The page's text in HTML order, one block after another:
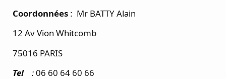
Coordonnées : Mr BATTY Alain
12 Av Vion Whitcomb
75016 PARIS
Tel:06 60 64 60 66